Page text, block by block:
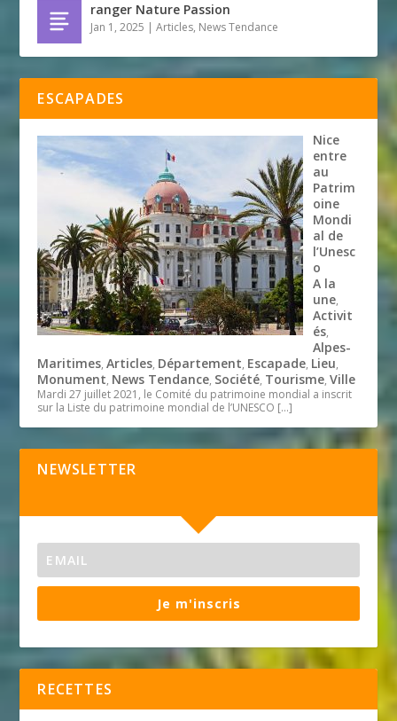
ranger Nature Passion
Jan 1, 2025 |Articles, News Tendance
ESCAPADES
Nice
entre
au
Patrim
oine
Mondi
al de
l’Unesc
o
A la
une,
Activit
és,
Alpes-
Maritimes,Articles, Département, Escapade, Lieu,
Monument, News Tendance, Société, Tourisme,Ville
Mardi 27 juillet 2021, le Comité du patrimoine mondial a inscrit
sur la Liste du patrimoine mondial de l’UNESCO […]
NEWSLETTER
Je m'inscris
RECETTES